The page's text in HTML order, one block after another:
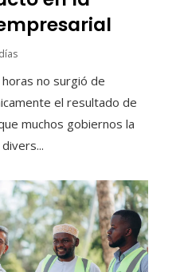
no surgió de
el resultado de
muchos gobiernos la